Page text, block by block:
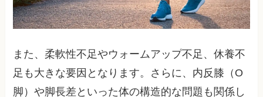
また、柔軟性不足やウォームアップ不足、休養不
足も大きな要因となります。さらに、内反膝（O
脚）や脚長差といった体の構造的な問題も関係し